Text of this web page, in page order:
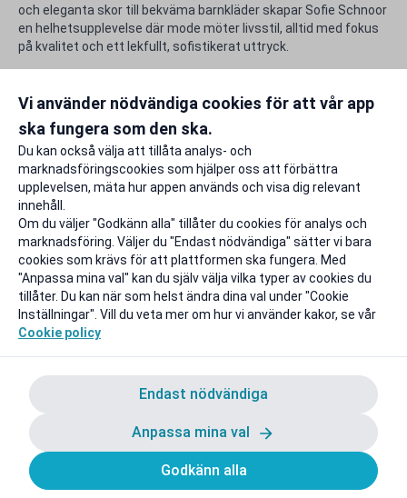
och eleganta skor till bekväma barnkläder skapar Sofie Schnoor
en helhetsupplevelse där mode möter livsstil, alltid med fokus
på kvalitet och ett lekfullt, sofistikerat uttryck.
Rabattfakta
Rapportera ett problem
Vi använder nödvändiga cookies för att vår app
ska fungera som den ska.
Du kan också välja att tillåta analys- och
marknadsföringscookies som hjälper oss att förbättra
upplevelsen, mäta hur appen används och visa dig relevant
innehåll.
Om du väljer "Godkänn alla" tillåter du cookies för analys och
marknadsföring. Väljer du "Endast nödvändiga" sätter vi bara
cookies som krävs för att plattformen ska fungera. Med
"Anpassa mina val" kan du själv välja vilka typer av cookies du
tillåter. Du kan när som helst ändra dina val under "Cookie
Inställningar". Vill du veta mer om hur vi använder kakor, se vår
Cookie policy
Endast nödvändiga
Anpassa mina val
Godkänn alla